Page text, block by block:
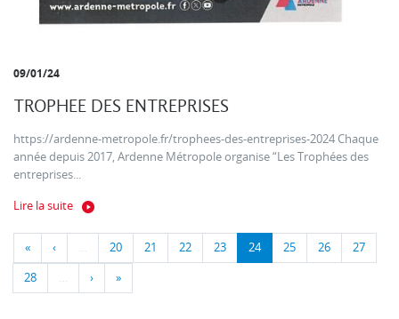
09/01/24
TROPHEE DES ENTREPRISES
https://ardenne-metropole.fr/trophees-des-entreprises-2024 Chaque
année depuis 2017, Ardenne Métropole organise “Les Trophées des
entreprises...
Lire la suite
« ‹ … 20 21 22 23 24 25 26 27
28 … › »